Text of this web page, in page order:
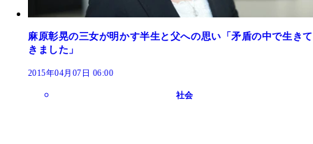
麻原彰晃の三女が明かす半生と父への思い「矛盾の中で生きて
きました」
2015年04月07日 06:00
社会